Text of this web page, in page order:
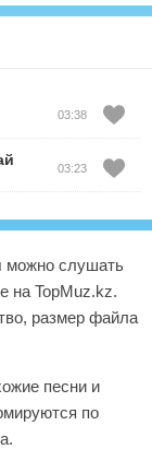
03:38
03:23
можно слушать
на TopMuz.kz.
размер файла
песни и
по